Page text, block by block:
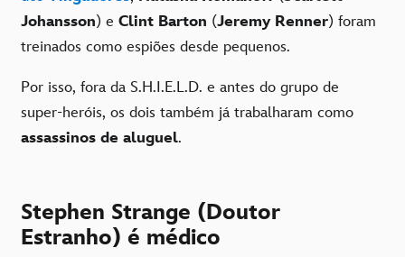
Johansson) e Clint Barton (Jeremy Renner) foram
treinados como espiões desde pequenos.
Por isso, fora da S.H.I.E.L.D. e antes do grupo de
super-heróis, os dois também já trabalharam como
assassinos de aluguel.
Stephen Strange (Doutor
Estranho) é médico